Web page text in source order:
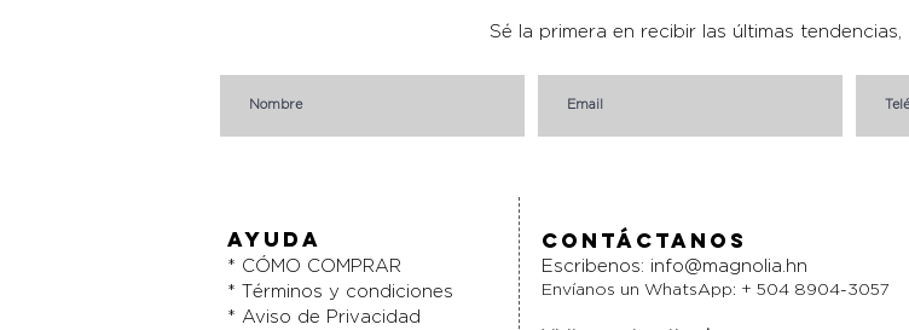
Sé la primera en recibir las últimas
AYUDA
* CÓMO COMPRAR
* Términos y condiciones
* Aviso de Privacidad
Contáctanos
Escribenos: info@magnolia.hn
Envíanos un WhatsApp: + 504 8904-3057